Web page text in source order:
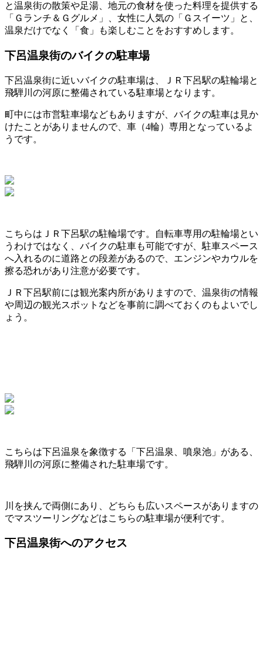
と温泉街の散策や足湯、地元の食材を使った料理を提供する
「Ｇランチ＆Ｇグルメ」、女性に人気の「Ｇスイーツ」と、
温泉だけでなく「食」も楽しむことをおすすめします。
下呂温泉街のバイクの駐車場
下呂温泉街に近いバイクの駐車場は、ＪＲ下呂駅の駐輪場と
飛騨川の河原に整備されている駐車場となります。
町中には市営駐車場などもありますが、バイクの駐車は見か
けたことがありませんので、車（4輪）専用となっているよ
うです。
こちらはＪＲ下呂駅の駐輪場です。自転車専用の駐輪場とい
うわけではなく、バイクの駐車も可能ですが、駐車スペース
へ入れるのに道路との段差があるので、エンジンやカウルを
擦る恐れがあり注意が必要です。
ＪＲ下呂駅前には観光案内所がありますので、温泉街の情報
や周辺の観光スポットなどを事前に調べておくのもよいでし
ょう。
こちらは下呂温泉を象徴する「下呂温泉、噴泉池」がある、
飛騨川の河原に整備された駐車場です。
川を挟んで両側にあり、どちらも広いスペースがありますの
でマスツーリングなどはこちらの駐車場が便利です。
下呂温泉街へのアクセス